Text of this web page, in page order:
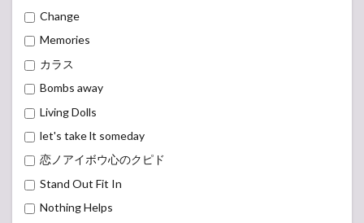
Change
Memories
カラス
Bombs away
Living Dolls
let's take lt someday
恋ノアイボウ心のクピド
Stand Out Fit In
Nothing Helps